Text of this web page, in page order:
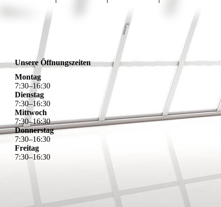
Unsere Öffnungszeiten
Montag
7:30–16:30
Dienstag
7:30–16:30
Mittwoch
7:30–16:30
Donnerstag
7:30–16:30
Freitag
7:30–16:30